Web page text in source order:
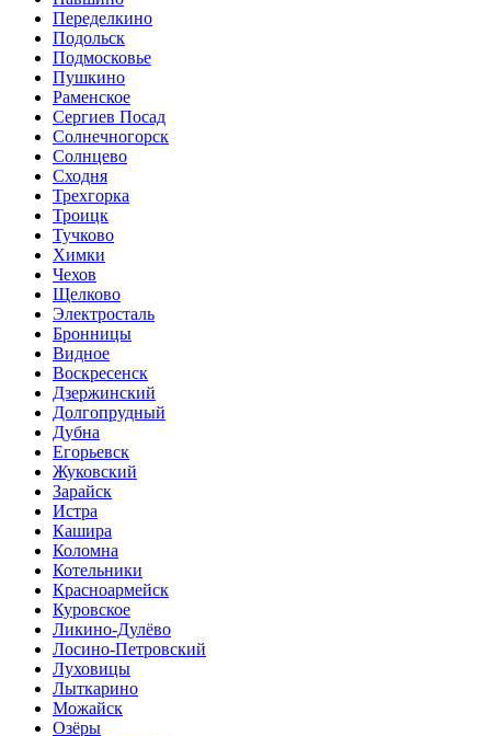
Переделкино
Подольск
Подмосковье
Пушкино
Раменское
Сергиев Посад
Солнечногорск
Солнцево
Сходня
Трехгорка
Троицк
Тучково
Химки
Чехов
Щелково
Электросталь
Бронницы
Видное
Воскресенск
Дзержинский
Долгопрудный
Дубна
Егорьевск
Жуковский
Зарайск
Истра
Кашира
Коломна
Котельники
Красноармейск
Куровское
Ликино-Дулёво
Лосино-Петровский
Луховицы
Лыткарино
Можайск
Озёры